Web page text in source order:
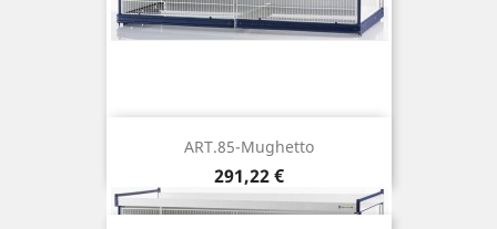
ART.85-Mughetto
Prezzo
291,22 €